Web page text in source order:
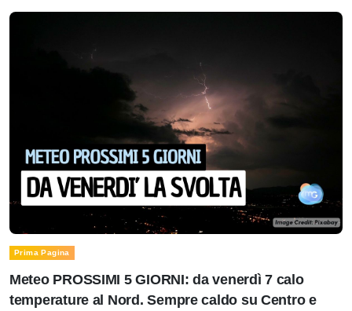
Prima Pagina
Meteo PROSSIMI 5 GIORNI: da venerdì 7 calo
temperature al Nord. Sempre caldo su Centro e